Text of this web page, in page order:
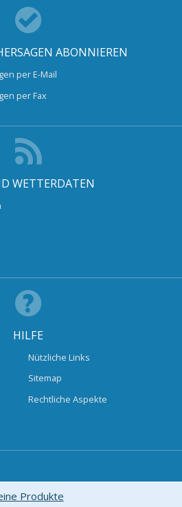
ABONNIEREN
per E-Mail
per Fax
WETTERDATEN
HILFE
Nützliche Links
Sitemap
Rechtliche Aspekte
Produkte